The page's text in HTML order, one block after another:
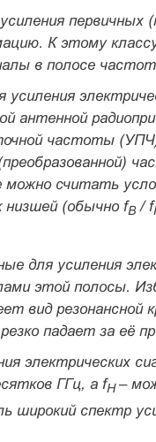
первичных
К этому
в полосе
антенной
частоты
можно считать
(обычно fВ/ f
для усиления
этой полосы.
вид резонансной
падает за её
электрических
ГГц, а fН–
широкий спектр